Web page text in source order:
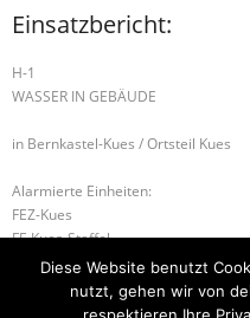
Einsatzbericht:
H-1
WASSER IN GEBÄUDE
in Bernkastel-Kues / Ortsteil Kues
Alarmierte Einheiten:
FEZ-Kues
FF-Kues-Staffel
WL-Bernkastel-Kues
Diese Website benutzt
nutzt, gehen wir von